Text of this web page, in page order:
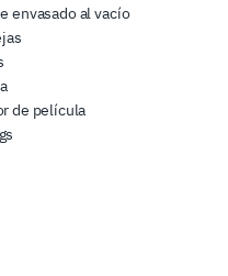
envasado al vacío
de película